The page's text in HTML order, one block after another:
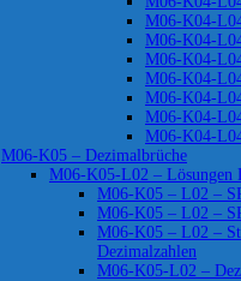
M06-K04-
M06-K04-
M06-K04-
M06-K04-
M06-K04-
M06-K04-
M06-K04-
M06-K05 – Dezimalbrüche
M06-K05-L02 – Lösungen
M06-K05 – L02 –
M06-K05 – L02 –
M06-K05 – L02 –
Dezimalzahlen
M06-K05-L02 –